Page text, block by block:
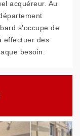
acquéreur. Au
s’occupe de
effectuer des
besoin.